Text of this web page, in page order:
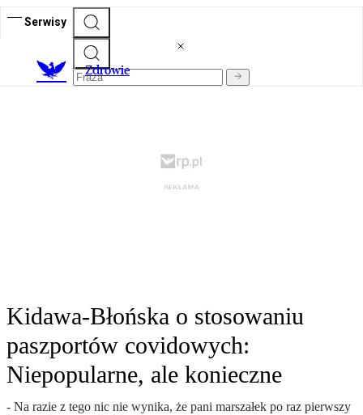
Serwisy
Zdrowie
Kidawa-Błońska o stosowaniu
paszportów covidowych:
Niepopularne, ale konieczne
- Na razie z tego nic nie wynika, że pani marszałek po raz pierwszy